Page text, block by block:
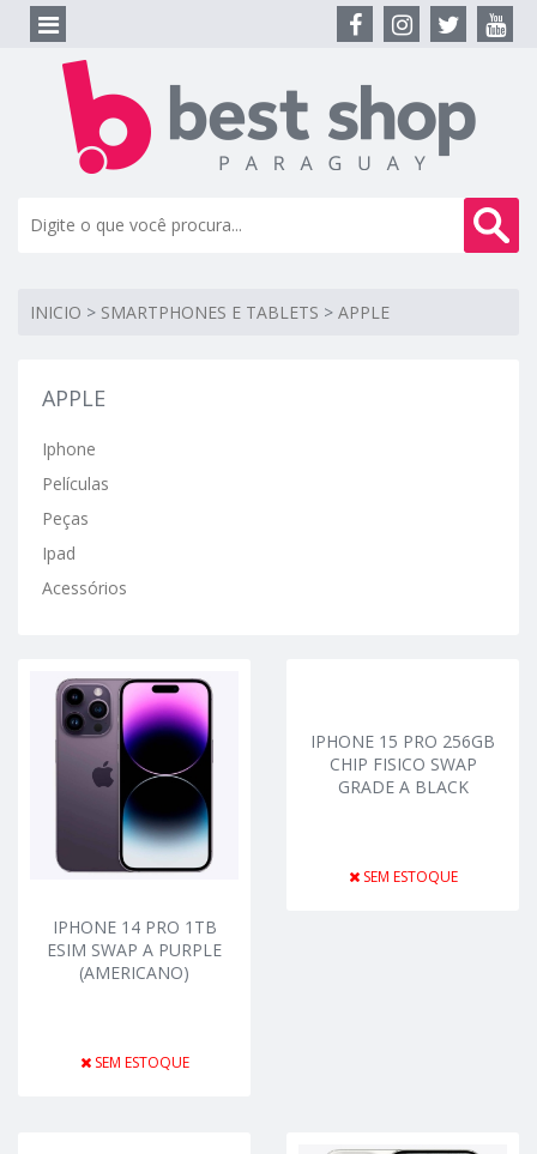
INICIO > SMARTPHONES E TABLETS > APPLE
APPLE
Iphone
Películas
Peças
Ipad
Acessórios
IPHONE 14 PRO 1TB
ESIM SWAP A PURPLE
(AMERICANO)
SEM ESTOQUE
IPHONE 15 PRO 256GB
CHIP FISICO SWAP
GRADE A BLACK
SEM ESTOQUE